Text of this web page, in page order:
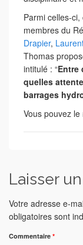
Parmi celles-
membres du
Drapier,
Thomas
intitulé : “Entre
quelles
barrages
Vous pouvez
Laisser
Votre adresse e-
obligatoires sont
Commentaire *